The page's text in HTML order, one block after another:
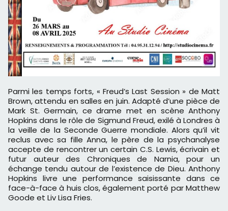
Parmi les temps forts, « Freud’s Last Session » de Matt
Brown, attendu en salles en juin. Adapté d’une pièce de
Mark St. Germain, ce drame met en scène Anthony
Hopkins dans le rôle de Sigmund Freud, exilé à Londres à
la veille de la Seconde Guerre mondiale. Alors qu’il vit
reclus avec sa fille Anna, le père de la psychanalyse
accepte de rencontrer un certain C.S. Lewis, écrivain et
futur auteur des Chroniques de Narnia, pour un
échange tendu autour de l’existence de Dieu. Anthony
Hopkins livre une performance saisissante dans ce
face-à-face à huis clos, également porté par Matthew
Goode et Liv Lisa Fries.